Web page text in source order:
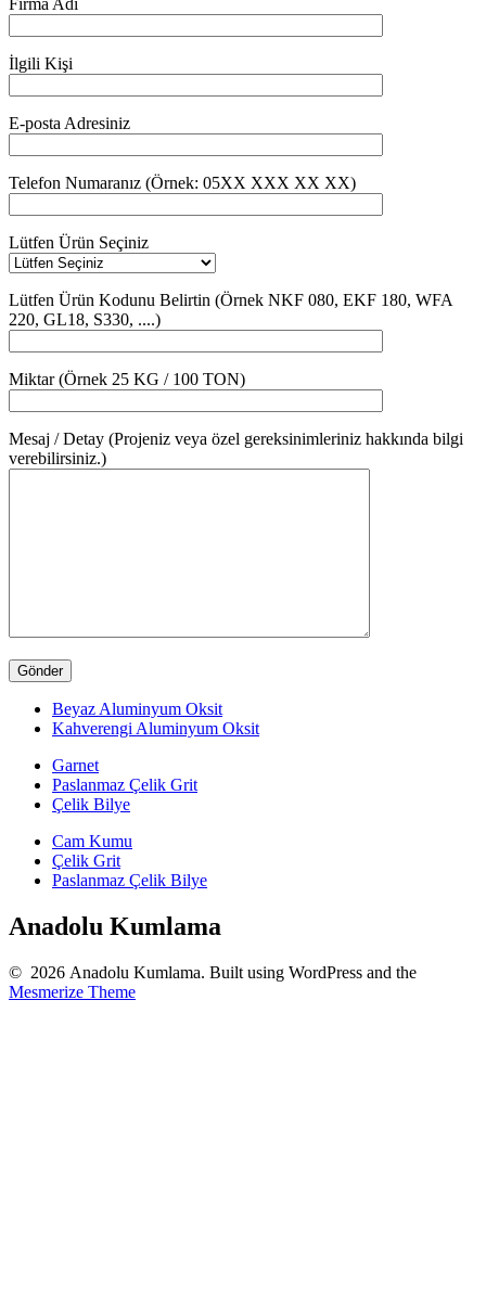
İlgili Kişi
E-posta Adresiniz
Telefon Numaranız (Örnek: 05XX XXX XX XX)
Lütfen Ürün Seçiniz
Lütfen Ürün Kodunu Belirtin (Örnek NKF 080, EKF 180, WFA
220, GL18, S330, ....)
Miktar (Örnek 25 KG / 100 TON)
Mesaj / Detay (Projeniz veya özel gereksinimleriniz hakkında bilgi
verebilirsiniz.)
Beyaz Aluminyum Oksit
Kahverengi Aluminyum Oksit
Garnet
Paslanmaz Çelik Grit
Çelik Bilye
Cam Kumu
Çelik Grit
Paslanmaz Çelik Bilye
Anadolu Kumlama
© 2026 Anadolu Kumlama. Built using WordPress and the
Mesmerize Theme